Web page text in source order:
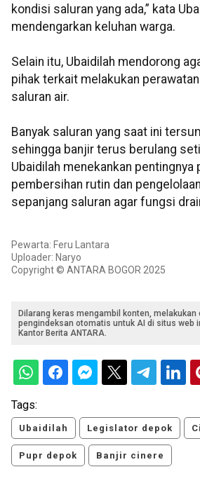
kondisi saluran yang ada,” kata
mendengarkan keluhan warga.
Selain itu, Ubaidilah mendorong
pihak terkait melakukan
saluran air.
Banyak saluran yang saat ini
sehingga banjir terus berulang
Ubaidilah menekankan pentingnya
pembersihan rutin dan
sepanjang saluran agar fungsi
Pewarta: Feru Lantara
Uploader: Naryo
Copyright © ANTARA BOGOR 2025
Dilarang keras mengambil konten, melakukan
pengindeksan otomatis untuk AI di situs web
Kantor Berita ANTARA.
Tags:
Ubaidilah Legislator depok
Pupr depok Banjir cinere